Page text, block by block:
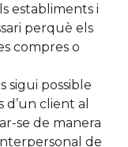
establiments i
perquè els
compres o
sigui possible
d’un client al
se de manera
de